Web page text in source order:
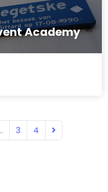
Academy
3 4